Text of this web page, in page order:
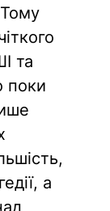
Тому
та
поки
а